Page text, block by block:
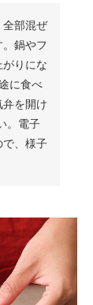
全部混ぜ
鍋やフ
りにな
に食べ
を開け
。電子
で、様子